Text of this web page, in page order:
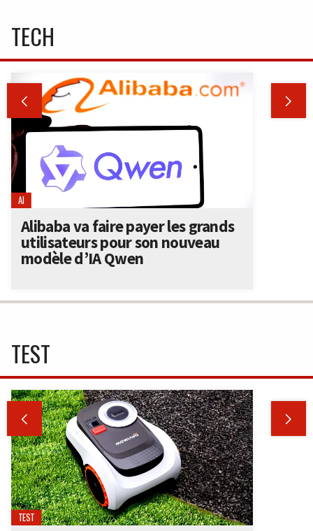
TECH
 
AI
Alibaba va faire payer les grands
utilisateurs pour son nouveau
modèle d’IA Qwen
TEST
 
TEST